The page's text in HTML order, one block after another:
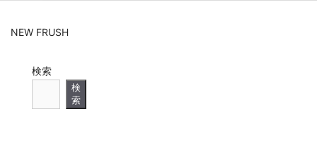
NEW FRUSH
検索
検
索